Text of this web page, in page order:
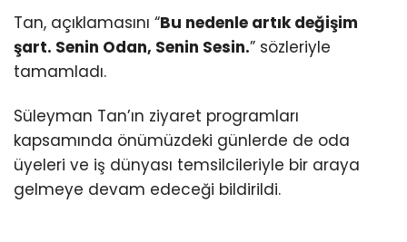
Tan, açıklamasını “Bu nedenle artık değişim
şart. Senin Odan, Senin Sesin.” sözleriyle
tamamladı.
Süleyman Tan’ın ziyaret programları
kapsamında önümüzdeki günlerde de oda
üyeleri ve iş dünyası temsilcileriyle bir araya
gelmeye devam edeceği bildirildi.